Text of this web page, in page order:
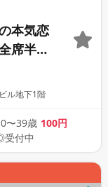
本気恋
席半個
ル地下1階
〜39歳 100円
付中